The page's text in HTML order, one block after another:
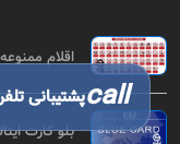
اقلام
بلو کارت
callپشتیبانی